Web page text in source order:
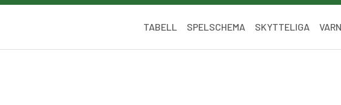
TABELL SPELSCHEMA SKYTTELIGA